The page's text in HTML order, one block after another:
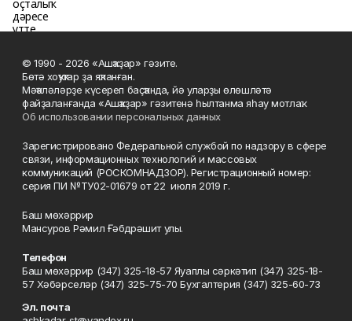
© 1990 - 2026 «Ашҡаҙар» гәзите.
Бөтә хоҡуҡтар ҙа яҡланған.
Мәҡәләләрҙе күсереп баҫҡанда, йә уларҙы өлөшләтә
файҙаланғанда «Ашҡаҙар» гәзитенә һылтанма яһау мотлаҡ.
Об использовании персональных данных
Зарегистрировано Федеральной службой по надзору в сфере
связи, информационных технологий и массовых
коммуникаций (РОСКОМНАДЗОР). Регистрационный номер:
серия ПИ №ТУ02-01679 от 22 июля 2019 г.
Баш мөхәррир
Мансуров Рәмил Ғәбдрәшит улы.
Телефон
Баш мөхәррир (347) 325-18-57 Яуаплы сәркәтип (347) 325-18-
57 Хәбәрселәр (347) 325-75-70 Бухгалтерия (347) 325-60-73
Эл. почта